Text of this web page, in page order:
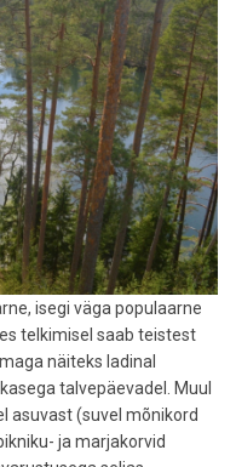
isegi väga populaarne
telkimisel saab teistest
näiteks ladinal
talvepäevadel. Muul
asuvast (suvel mõnikord
ja marjakorvid